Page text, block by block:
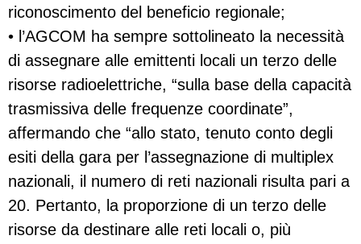
riconoscimento del beneficio regionale;
• l’AGCOM ha sempre sottolineato la necessità
di assegnare alle emittenti locali un terzo delle
risorse radioelettriche, “sulla base della capacità
trasmissiva delle frequenze coordinate”,
affermando che “allo stato, tenuto conto degli
esiti della gara per l’assegnazione di multiplex
nazionali, il numero di reti nazionali risulta pari a
20. Pertanto, la proporzione di un terzo delle
risorse da destinare alle reti locali o, più